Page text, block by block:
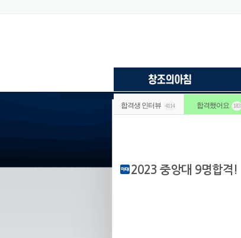
합격생 인터뷰 4114 합격했어요 183
2023 중앙대 9명합격!